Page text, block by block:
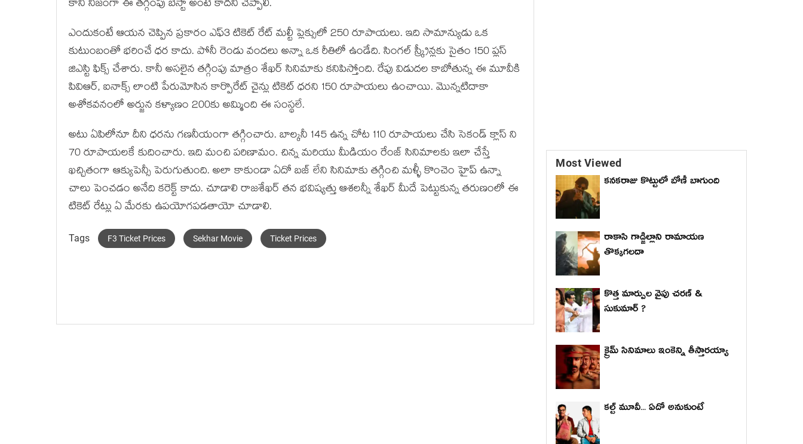
కానీ నిజంగా ఈ తగ్గింపు బెస్టా అంటే కాదని చెప్పాలి.
ఎందుకంటే ఆయన చెప్పిన ప్రకారం ఎఫ్3 టికెట్ రేట్ మల్టీ ప్లెక్సులో 250 రూపాయలు. ఇది సామాన్యుడు ఒక
కుటుంబంతో భరించే ధర కాదు. పోనీ రెండు వందలు అన్నా ఒక రీతిలో ఉండేది. సింగల్ స్క్రీన్లకు సైతం 150 ప్లస్
జిఎస్టి ఫిక్స్ చేశారు. కానీ అసలైన తగ్గింపు మాత్రం శేఖర్ సినిమాకు కనిపిస్తోంది. రేపు విడుదల కాబోతున్న ఈ మూవీకి
పివిఆర్, ఐనాక్స్ లాంటి పేరుమోసిన కార్పొరేట్ చైన్లు టికెట్ ధరని 150 రూపాయలు ఉంచాయి. మొన్నటిదాకా
అశోకవనంలో అర్జున కళ్యాణం 200కు అమ్మింది ఈ సంస్థలే.
అటు ఏపిలోనూ దీని ధరను గణనీయంగా తగ్గించారు. బాల్కనీ 145 ఉన్న చోట 110 రూపాయలు చేసి సెకండ్ క్లాస్ ని
70 రూపాయలకే కుదించారు. ఇది మంచి పరిణామం. చిన్న మరియు మీడియం రేంజ్ సినిమాలకు ఇలా చేస్తే
ఖచ్చితంగా ఆక్యుపెన్సీ పెరుగుతుంది. అలా కాకుండా ఏదో బజ్ లేని సినిమాకు తగ్గించి మళ్ళీ కొంచెం హైప్ ఉన్నా
చాలు పెంచడం అనేది కరెక్ట్ కాదు. చూడాలి రాజశేఖర్ తన భవిష్యత్తు ఆశలన్నీ శేఖర్ మీదే పెట్టుకున్న తరుణంలో ఈ
టికెట్ రేట్లు ఏ మేరకు ఉపయోగపడతాయో చూడాలి.
Tags F3 Ticket Prices Sekhar Movie Ticket Prices
Most Viewed
కనకరాజు కొట్టులో బోణీ బాగుంది
రాకాసి గాడ్జిల్లాని రామాయణ
తొక్కగలదా
కొత్త మార్పుల వైపు చరణ్ &
సుకుమార్ ?
క్రైమ్ సినిమాలు ఇంకెన్ని తీస్తారయ్యా
కల్ట్ మూవీ... ఏదో అనుకుంటే